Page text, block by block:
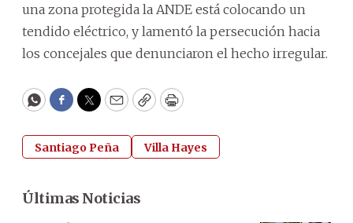
una zona protegida la ANDE está colocando un
tendido eléctrico, y lamentó la persecución hacia
los concejales que denunciaron el hecho irregular.
WhatsApp
Facebook
Twitter
EmailCopyPrint
Santiago Peña Villa Hayes
Últimas Noticias